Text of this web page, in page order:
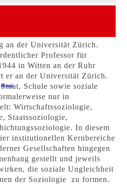
Menü
an der Universität Zürich.
Professor für
in Witten an der Ruhr
er an der Universität Zürich.
Schule sowie soziale
nur in
Wirtschaftssoziologie,
Staatssoziologie,
In diesem
institutionellen Kernbereiche
Gesellschaften hingegen
gestellt und jeweils
die soziale Ungleichheit
der Soziologie ­ zu formen.